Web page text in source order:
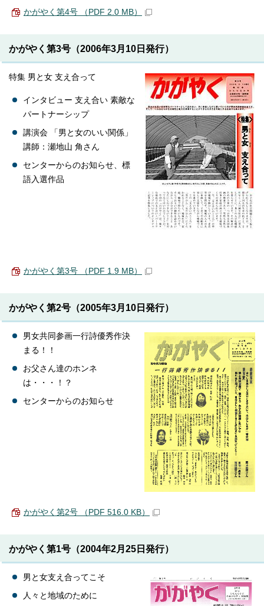
かがやく第4号 （PDF 2.0 MB）
かがやく第3号（2006年3月10日発行）
特集 男と女 支え合って
インタビュー 支え合い 素敵な
パートナーシップ
講演会 「男と女のいい関係」
講師：瀬地山 角さん
センターからのお知らせ、標
語入選作品
かがやく第3号 （PDF 1.9 MB）
かがやく第2号（2005年3月10日発行）
男女共同参画一行詩優秀作決
まる！！
お父さん達のホンネ
は・・・！？
センターからのお知らせ
かがやく第2号 （PDF 516.0 KB）
かがやく第1号（2004年2月25日発行）
男と女支え合ってこそ
人々と地域のために